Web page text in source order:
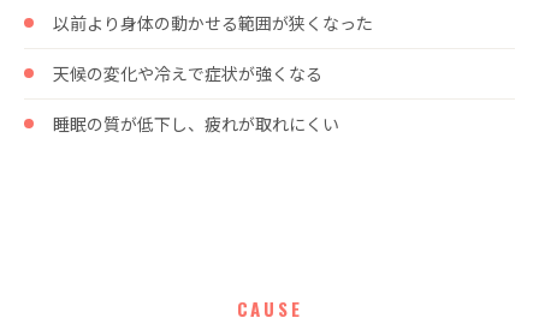
以前より身体の動かせる範囲が狭くなった
天候の変化や冷えで症状が強くなる
睡眠の質が低下し、疲れが取れにくい
CAUSE